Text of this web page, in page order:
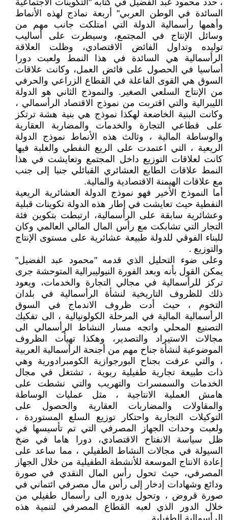
، حدد محمود عبد الفضيل في كتابه "التكوينات الاجتماعية
السائدة في الوطن العربي" أربعة نماذج لهذه الأنماط
وأهمها رأسمالية الدولة التي امتلكت جانب مهم من
وسائل الإنتاج في المجتمع، وسيطرت على أساليب
توليده وتداول الفائض الاقتصادي، وظلت العلاقة
الرأسمالية هي السائدة في هذا النمط ولعبت دورا
أساسيا في الحصول على فائض العمل، وكانت علاقات
السوق هي القوى الفاعلة في القطاع الزراعي والحرفي
من الإنتاج السلعي الصغير. والنموذج الثاني هو الدولة
الليبرالية والتي اقتربت من نموذج الاقتصاد الرأسمالي ،
وكانت البنية الخاضعة لهكذا نموذج هي بنية هشة ترتكز
على قطاعي التجارة والخدمات والمضاربة العقارية
والوساطة المالية ، وثالث هذه الأنماط نموذج الدولة
الريعية ، التي اعتمدت على الريع النفطي والغلبة فيها
كانت لعلاقات التوزيع داخل المجتمع وتعايشت في هذا
النمط علاقات الطابع العشائري القبائلي جنبا إلى جنب
مع علاقات الهيمنة الاقتصادية والمالية.
أما النموذج الأخير فهو نموذج الدولة العشائرية الريعية
النفطية حيث تعايشت في إطار هذه الدولة تكوينات قبلية
وعشائرية سابقة على الرأسمالية، ارتبطت بتكوين فئة
التجار التي تشابكت مع رأس المال المالي العالمي وكان
للبناء الفوقي للدولة طبيعة عشائرية على مستوى الإنتاج
والتوزيع .
وعلى ضوء التحليل الذي قدمه "محمود عبد الفضيل"
يمكن القول بأنه وبعد الفورة النيوليبرالية المتوحشة جرى
تركز للرأسمالية في مجالي التجارة والخدمات، ويعود
ذلك للظروف التاريخية لنشأة الرأسمالية في بلدان
التخوم ، حيث أدت ظروف الاندماج في السوق
الرأسمالية المالية في المرحلة الكولونيالية ، الى تفكيك
التصنيع المحلي واتجه مسار النشاط الرأسمالي الى
مجالات الاستيراد والتصدير، وهكذا تهيأت الظروف
الموضوعية لنشأة جناح مهم من أجنحة الرأسمالية العربية
، والتي عرفت بجناح البورجوازية الكومبرادورية وهي
ذات طبيعة تجارية طفيلية ربوية ، تشتغل في مجال
الخدمات والسمسرات والتهريب والتي نشطت على
هامش العملية الانتاجية ، مثل عمليات الوساطة
والمقاولات والمضاربات العقارية والحصول على
التوكيلات التجارية واحتكار توزيع السلع المستوردة ،
ولعبت وحدات الجهاز المصرفي التي تم تأسيسها في
ظل سياسة الانفتاح الاقتصادي، دورا هاما في ضخ
السيولة في مجالات النشاط الطفيلي ، مما ساعد على
إعادة الانتاج الموسعة للأنشطة الطفيلية من خلال الجهاز
المصرفي، حيث تحول رأس المال النقدي في صورة
ودائع وشهادات إدخار إلى رأس مال مصرفي ائتماني في
صورة قروض ، وتحول بدوره الى رأسمال طفيلي من
خلال الدور الذي لعبه القطاع المصرفي لتنمية هذه